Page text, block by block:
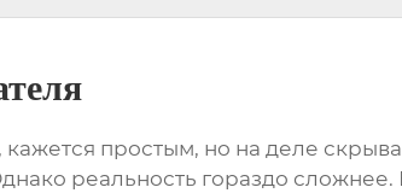
, кажется простым, но на деле
реальность гораздо